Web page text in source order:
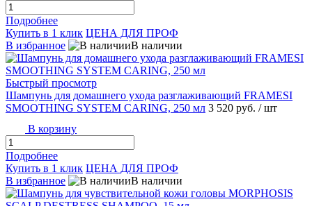
Подробнее
Купить в 1 клик ЦЕНА ДЛЯ ПРОФ
В избранное
В наличии
Быстрый просмотр
Шампунь для домашнего ухода разглаживающий FRAMESI
SMOOTHING SYSTEM CARING, 250 мл 3 520 руб. / шт
В корзину
Подробнее
Купить в 1 клик ЦЕНА ДЛЯ ПРОФ
В избранное
В наличии